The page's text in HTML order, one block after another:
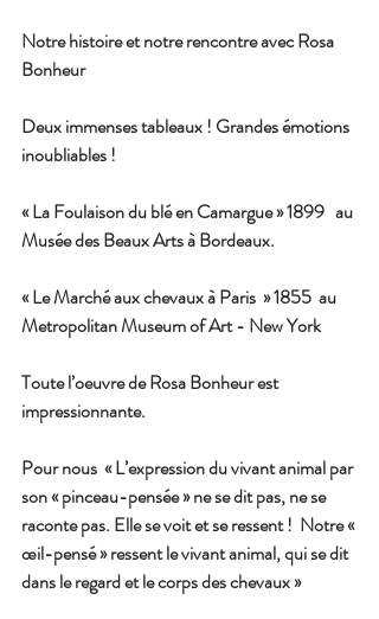
Notre histoire et notre rencontre avec Rosa
Bonheur
Deux immenses tableaux ! Grandes émotions
inoubliables !
« La Foulaison du blé en Camargue » 1899   au
Musée des Beaux Arts à Bordeaux.
« Le Marché aux chevaux à Paris  » 1855  au
Metropolitan Museum of Art - New York
Toute l’oeuvre de Rosa Bonheur est
impressionnante.
Pour nous  « L’expression du vivant animal par
son « pinceau-pensée » ne se dit pas, ne se
raconte pas. Elle se voit et se ressent !  Notre «
œil-pensé » ressent le vivant animal, qui se dit
dans le regard et le corps des chevaux »